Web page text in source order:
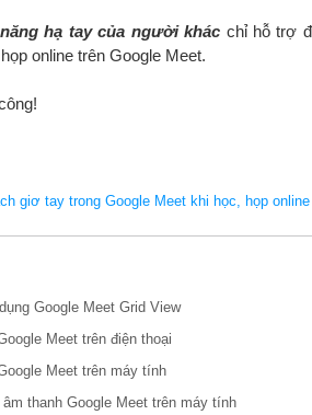
hạ tay của người khác chỉ hỗ trợ
online trên Google Meet.
giơ tay trong Google Meet khi học, họp online
Google Meet Grid View
Meet trên điện thoại
Meet trên máy tính
thanh Google Meet trên máy tính